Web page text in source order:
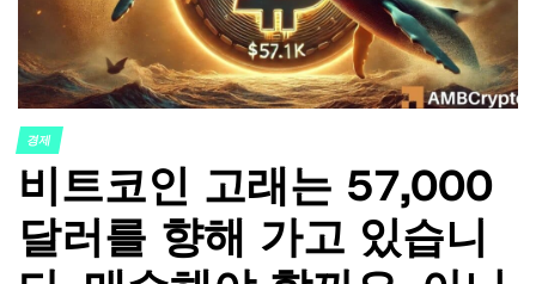
POSTED
IN
경제
비트코인 고래는 57,000
달러를 향해 가고 있습니